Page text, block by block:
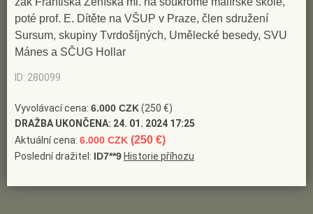
poté prof. E. Dítěte na VŠUP v Praze, člen sdružení
Sursum, skupiny Tvrdošíjných, Umělecké besedy, SVU
Mánes a SČUG Hollar
ID: 280099
Vyvolávací cena: 6.000 CZK(250 €)
DRAŽBA UKONČENA: 24. 01. 2024 17:25
Aktuální cena: 6.000 CZK (250 €)
Poslední dražitel: ID7**9 Historie příhozu